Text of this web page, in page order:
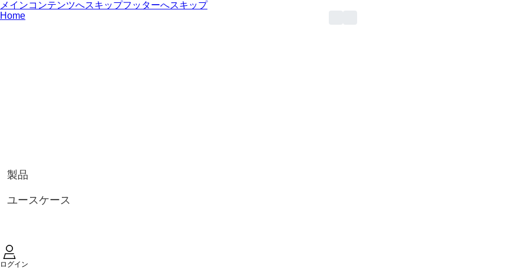
メインコンテンツへスキップフッターへスキップ
Home
製品
ユースケース
ログイン